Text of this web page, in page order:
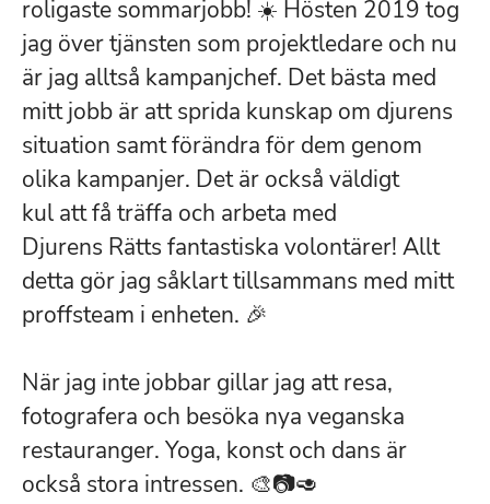
roligaste sommarjobb! ☀️ Hösten 2019 tog
jag över tjänsten som projektledare och nu
är jag alltså kampanjchef. Det bästa med
mitt jobb är att sprida kunskap om djurens
situation samt förändra för dem genom
olika kampanjer. Det är också väldigt
kul att få träffa och arbeta med
Djurens Rätts fantastiska volontärer! Allt
detta gör jag såklart tillsammans med mitt
proffsteam i enheten. 🎉
När jag inte jobbar gillar jag att resa,
fotografera och besöka nya veganska
restauranger. Yoga, konst och dans är
också stora intressen. 🎨📷🥑